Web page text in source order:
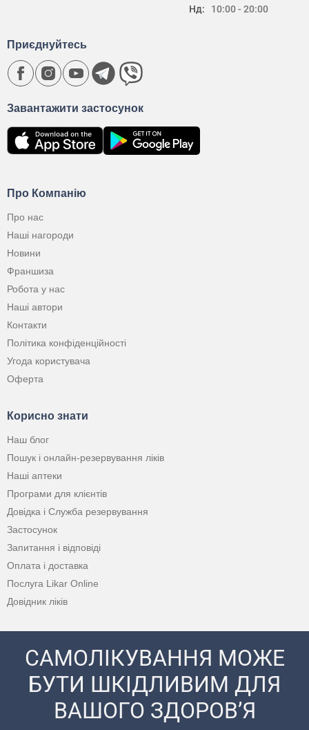
Нд:
10:00 - 20:00
Про Компанію
Про нас
Наші нагороди
Новини
Франшиза
Робота у нас
Наші автори
Контакти
Політика конфіденційності
Угода користувача
Оферта
Корисно знати
Наш блог
Пошук і онлайн-резервування ліків
Наші аптеки
Програми для клієнтів
Довідка і Служба резервування
Застосунок
Запитання і відповіді
Оплата і доставка
Послуга Likar Online
Довідник ліків
Завантажити застосунок
Приєднуйтесь
САМОЛІКУВАННЯ МОЖЕ
БУТИ ШКІДЛИВИМ ДЛЯ
ВАШОГО ЗДОРОВ’Я